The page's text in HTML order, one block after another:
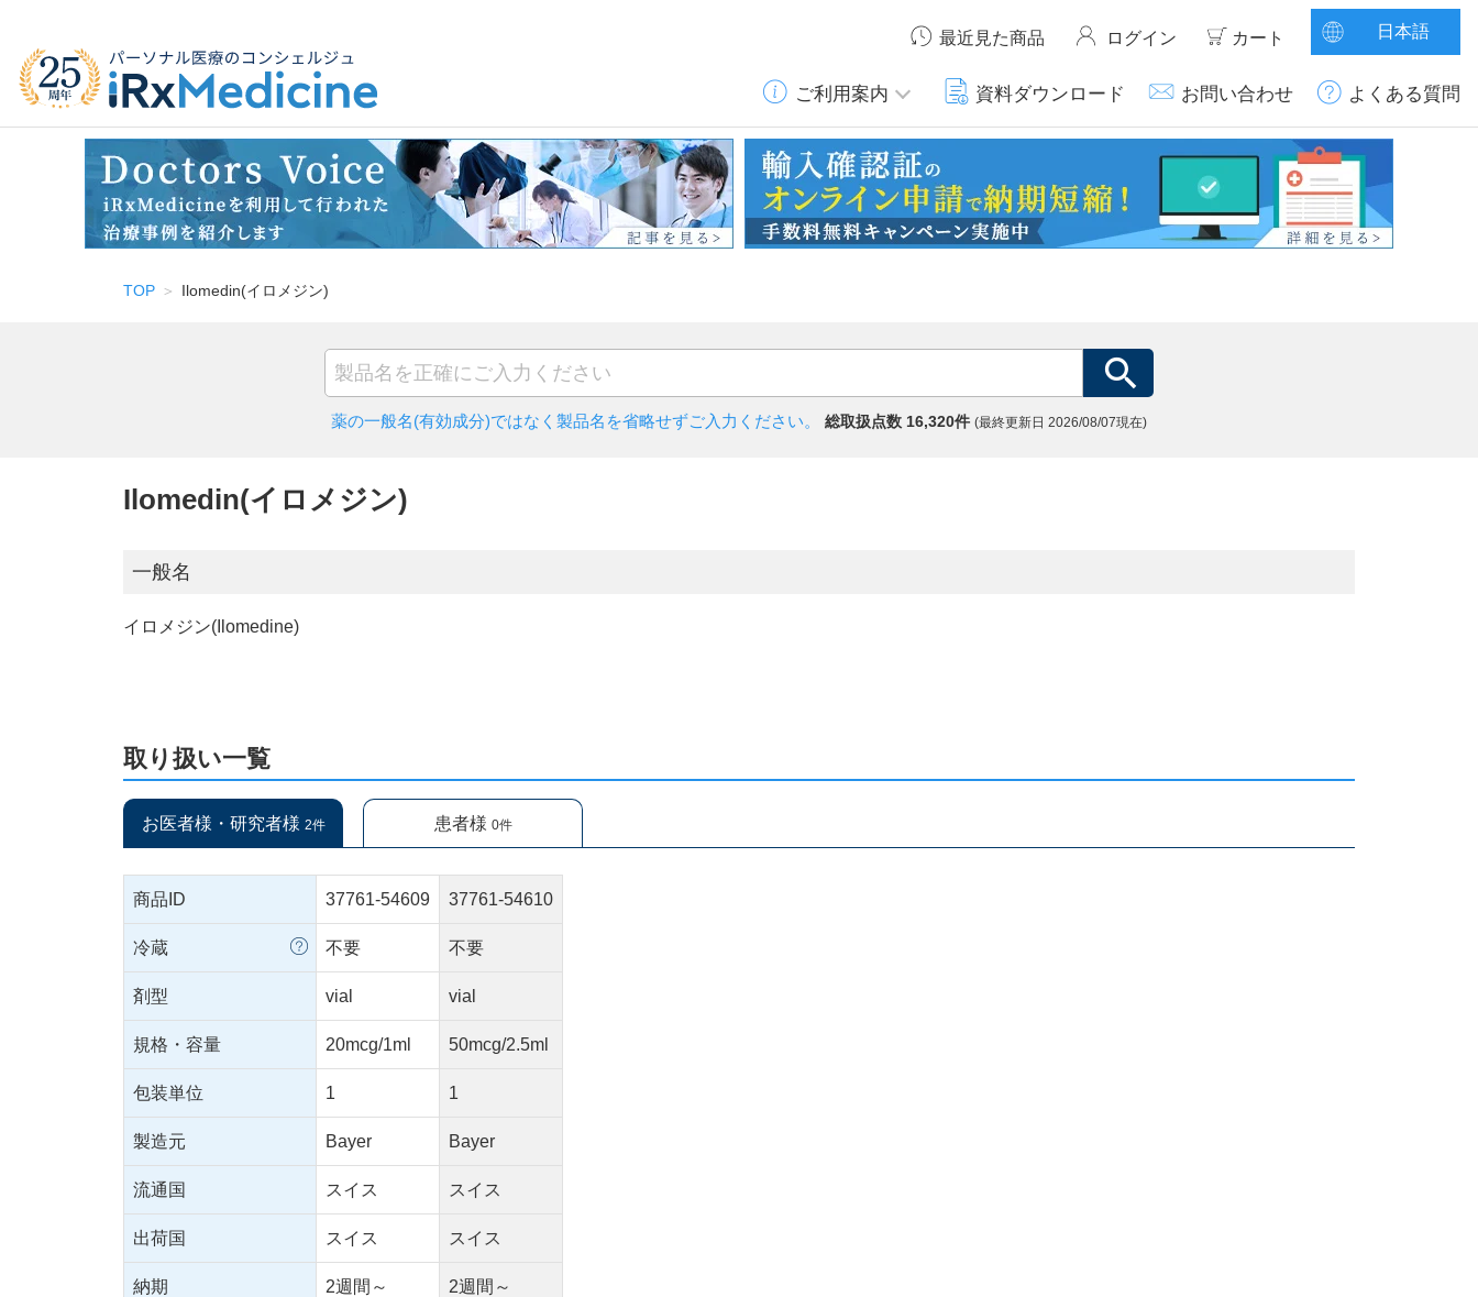
最近見た商品 ログイン カート 日本語
ご利用案内 資料ダウンロード お問い合わせ よくある質問
TOP Ilomedin(イロメジン)
薬の一般名(有効成分)ではなく 製品名を省略せずご入力ください。 総取扱点数 16,320件 (最終更新日 2026/08/07現在)
Ilomedin(イロメジン)
一般名
イロメジン(Ilomedine)
取り扱い一覧
お医者様・研究者様 2件 患者様 0件
商品ID 37761-54609 37761-54610
冷蔵 不要 不要
剤型 vial vial
規格・容量 20mcg/1ml 50mcg/2.5ml
包装単位 1 1
製造元 Bayer Bayer
流通国 スイス スイス
出荷国 スイス スイス
納期 2週間～ 2週間～